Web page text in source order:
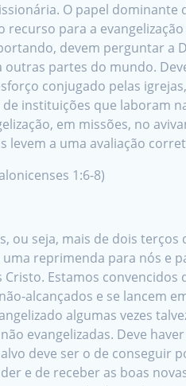
O papel
para a
devem perguntar
partes do mundo.
conjugado pelas
instituições que laboram
em missões, no
a uma avaliação
1:6-8)
ou seja, mais de dois
reprimenda para nós e
Estamos
alcançados e se lancem
algumas vezes
evangelizadas. Deve
deve ser o de conseguir
e de receber as boas